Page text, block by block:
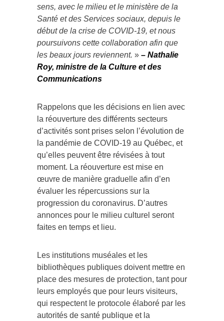
sens, avec le milieu et le ministère de la
Santé et des Services sociaux, depuis le
début de la crise de COVID-19, et nous
poursuivons cette collaboration afin que
les beaux jours reviennent. » – Nathalie
Roy, ministre de la Culture et des
Communications
Rappelons que les décisions en lien avec
la réouverture des différents secteurs
d’activités sont prises selon l’évolution de
la pandémie de COVID-19 au Québec, et
qu’elles peuvent être révisées à tout
moment. La réouverture est mise en
œuvre de manière graduelle afin d’en
évaluer les répercussions sur la
progression du coronavirus. D’autres
annonces pour le milieu culturel seront
faites en temps et lieu.
Les institutions muséales et les
bibliothèques publiques doivent mettre en
place des mesures de protection, tant pour
leurs employés que pour leurs visiteurs,
qui respectent le protocole élaboré par les
autorités de santé publique et la